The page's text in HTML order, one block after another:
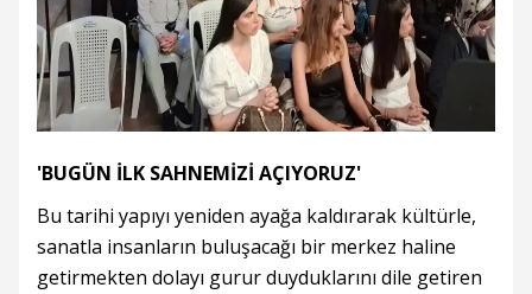
'BUGÜN İLK SAHNEMİZİ AÇIYORUZ'
Bu tarihi yapıyı yeniden ayağa kaldırarak kültürle,
sanatla insanların buluşacağı bir merkez haline
getirmekten dolayı gurur duyduklarını dile getiren